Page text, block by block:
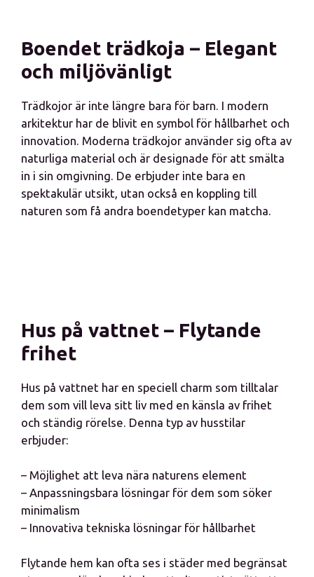
Boendet trädkoja – Elegant
och miljövänligt
Trädkojor är inte längre bara för barn. I modern
arkitektur har de blivit en symbol för hållbarhet och
innovation. Moderna trädkojor använder sig ofta av
naturliga material och är designade för att smälta
in i sin omgivning. De erbjuder inte bara en
spektakulär utsikt, utan också en koppling till
naturen som få andra boendetyper kan matcha.
Hus på vattnet – Flytande
frihet
Hus på vattnet har en speciell charm som tilltalar
dem som vill leva sitt liv med en känsla av frihet
och ständig rörelse. Denna typ av husstilar
erbjuder:
– Möjlighet att leva nära naturens element
– Anpassningsbara lösningar för dem som söker
minimalism
– Innovativa tekniska lösningar för hållbarhet
Flytande hem kan ofta ses i städer med begränsat